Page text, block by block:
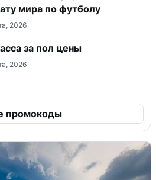
мира по футболу
2026
за пол цены
2026
промокоды